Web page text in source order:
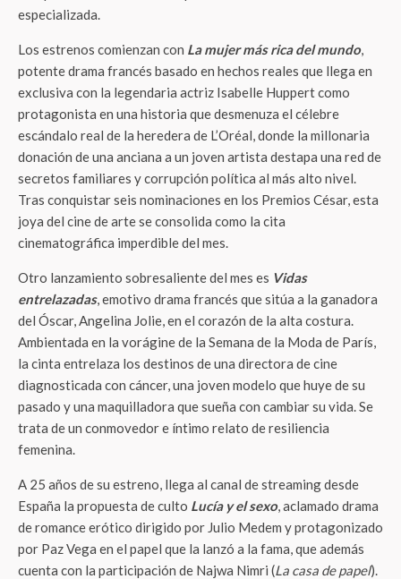
especializada.
Los estrenos comienzan con La mujer más rica del mundo,
potente drama francés basado en hechos reales que llega en
exclusiva con la legendaria actriz Isabelle Huppert como
protagonista en una historia que desmenuza el célebre
escándalo real de la heredera de L’Oréal, donde la millonaria
donación de una anciana a un joven artista destapa una red de
secretos familiares y corrupción política al más alto nivel.
Tras conquistar seis nominaciones en los Premios César, esta
joya del cine de arte se consolida como la cita
cinematográfica imperdible del mes.
Otro lanzamiento sobresaliente del mes es Vidas
entrelazadas, emotivo drama francés que sitúa a la ganadora
del Óscar, Angelina Jolie, en el corazón de la alta costura.
Ambientada en la vorágine de la Semana de la Moda de París,
la cinta entrelaza los destinos de una directora de cine
diagnosticada con cáncer, una joven modelo que huye de su
pasado y una maquilladora que sueña con cambiar su vida. Se
trata de un conmovedor e íntimo relato de resiliencia
femenina.
A 25 años de su estreno, llega al canal de streaming desde
España la propuesta de culto Lucía y el sexo, aclamado drama
de romance erótico dirigido por Julio Medem y protagonizado
por Paz Vega en el papel que la lanzó a la fama, que además
cuenta con la participación de Najwa Nimri (La casa de papel).